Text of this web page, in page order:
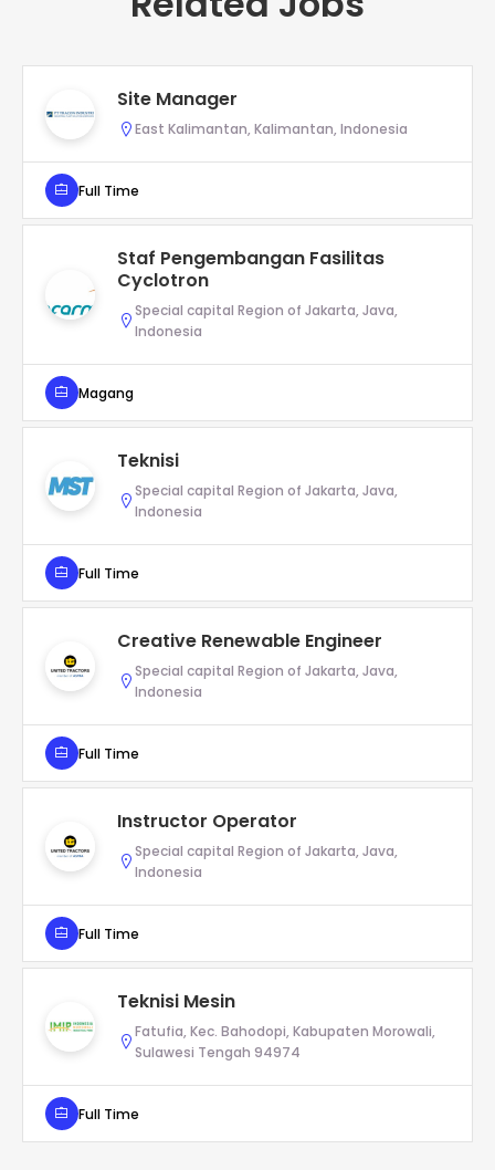
Site Manager
East Kalimantan, Kalimantan, Indonesia
Full Time
Staf Pengembangan Fasilitas
Cyclotron
Special capital Region of Jakarta, Java,
Indonesia
Magang
Teknisi
Special capital Region of Jakarta, Java,
Indonesia
Full Time
Creative Renewable Engineer
Special capital Region of Jakarta, Java,
Indonesia
Full Time
Instructor Operator
Special capital Region of Jakarta, Java,
Indonesia
Full Time
Teknisi Mesin
Fatufia, Kec. Bahodopi, Kabupaten Morowali,
Sulawesi Tengah 94974
Full Time